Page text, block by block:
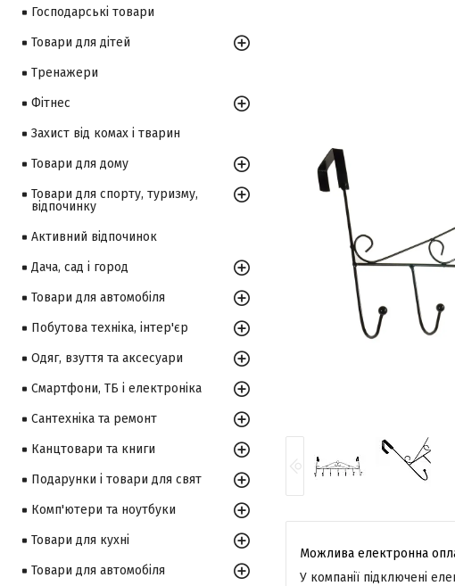
У компанії підключені
Господарські товари
Товари для дітей
Тренажери
Фітнес
Захист від комах і тварин
Товари для дому
Товари для спорту, туризму,
відпочинку
Активний відпочинок
Дача, сад і город
Товари для автомобіля
Побутова техніка, інтер'єр
Одяг, взуття та аксесуари
Смартфони, ТБ і електроніка
Сантехніка та ремонт
Канцтовари та книги
Подарунки і товари для свят
Комп'ютери та ноутбуки
Товари для кухні
Товари для автомобіля